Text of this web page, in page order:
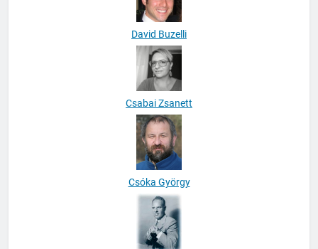
David Buzelli
Csabai Zsanett
Csóka György